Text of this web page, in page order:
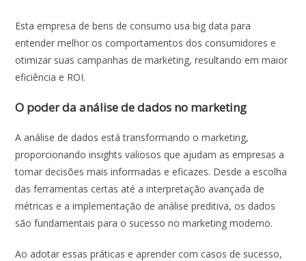
Esta empresa de bens de consumo usa big data para
entender melhor os comportamentos dos consumidores e
otimizar suas campanhas de marketing, resultando em maior
eficiência e ROI.
O poder da análise de dados no marketing
A análise de dados está transformando o marketing,
proporcionando insights valiosos que ajudam as empresas a
tomar decisões mais informadas e eficazes. Desde a escolha
das ferramentas certas até a interpretação avançada de
métricas e a implementação de análise preditiva, os dados
são fundamentais para o sucesso no marketing moderno.
Ao adotar essas práticas e aprender com casos de sucesso,